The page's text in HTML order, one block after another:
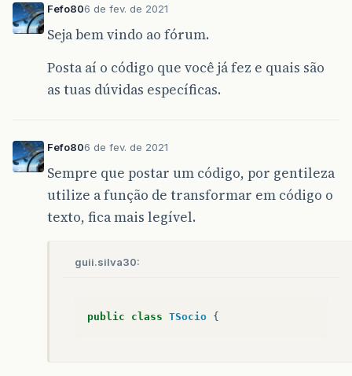
Fefo806 de fev. de 2021
Seja bem vindo ao fórum.
Posta aí o código que você já fez e quais são
as tuas dúvidas específicas.
Fefo806 de fev. de 2021
Sempre que postar um código, por gentileza
utilize a função de transformar em código o
texto, fica mais legível.
guii.silva30:
public class TSocio {